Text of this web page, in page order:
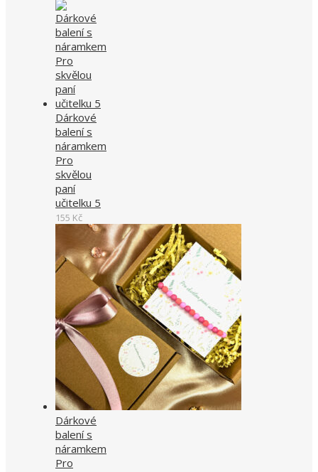
Dárkové
balení s
náramkem
Pro
skvělou
paní
učitelku 5
155 Kč
Dárkové
balení s
náramkem
Pro